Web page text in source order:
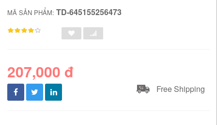
MÃ SẢN PHẨM: TD-645155256473
207,000 đ
Free Shipping